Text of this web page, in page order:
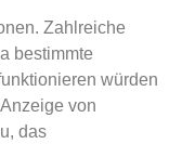
Zahlreiche
bestimmte
würden
von
das